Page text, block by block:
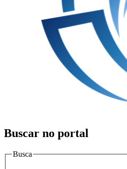
Buscar no portal
Busca